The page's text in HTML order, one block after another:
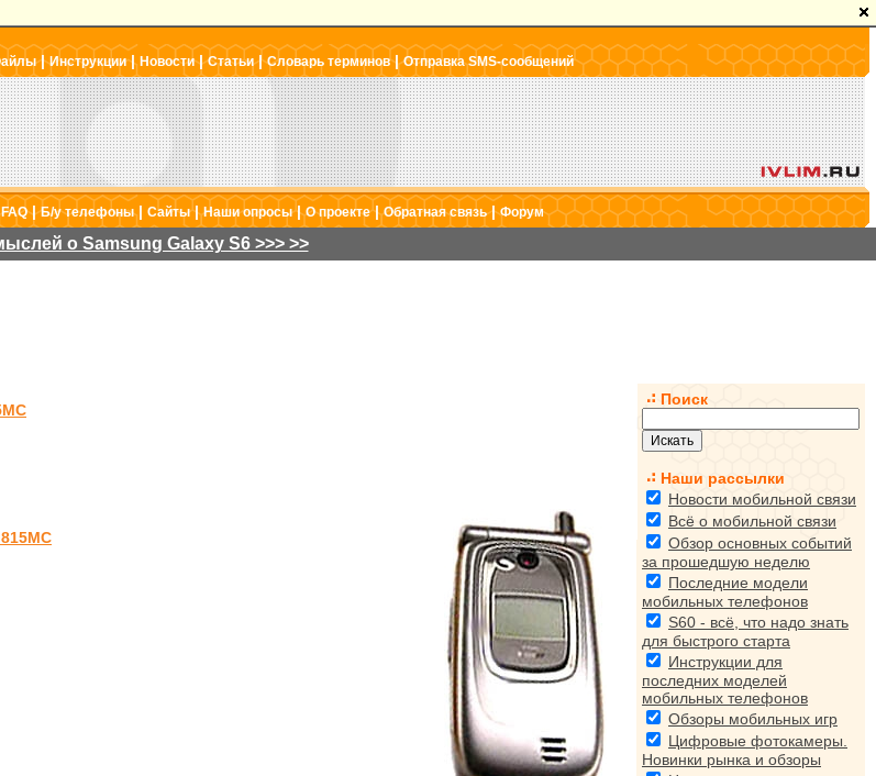
|Инструкции| Новости|Статьи|Словарь терминов|Отправка SMS-сообщений
FAQ|Б/у телефоны| Сайты|Наши опросы|О проекте|Обратная связь|Форум
о Samsung Galaxy S6 >>> >>
Поиск
Наши рассылки
Новости мобильной связи
Всё о мобильной связи
Обзор основных событий
за прошедшую неделю
Последние модели
мобильных телефонов
S60 - всё, что надо знать
для быстрого старта
Инструкции для
последних моделей
мобильных телефонов
Обзоры мобильных игр
Цифровые фотокамеры.
Новинки рынка и обзоры